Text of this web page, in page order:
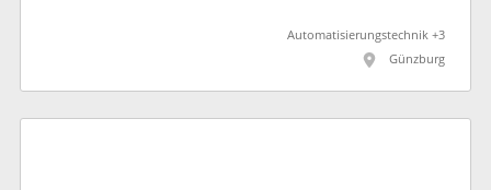
Automatisierungstechnik +3
Günzburg